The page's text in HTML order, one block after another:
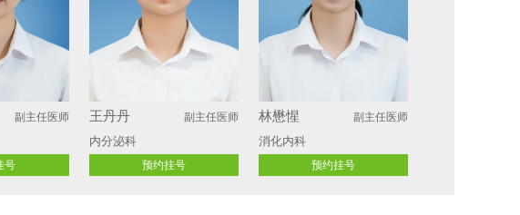
副主任医师
号
王丹丹 副主任医师
内分泌科
预约挂号
林懋惺 副主任医师
消化内科
预约挂号